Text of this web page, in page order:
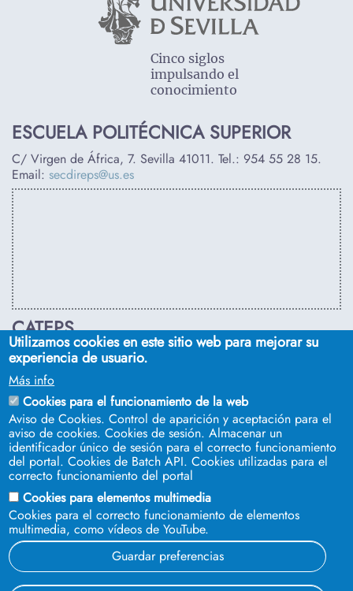
Cinco siglos
impulsando el
conocimiento
ESCUELA POLITÉCNICA SUPERIOR
C/ Virgen de África, 7. Sevilla 41011. Tel.: 954 55 28 15.
Email: secdireps@us.es
CATEPS
C/ Euclides, s/n. Sevilla 41092. Tel.: 955 42 03 53
secdireps@us.es
SÍGUENOS EN
© 2023 Universidad de Sevilla
Utilizamos cookies en este sitio web para mejorar su
experiencia de usuario.
Más info
Cookies para el funcionamiento de la web
Aviso de Cookies. Control de aparición y aceptación para el
aviso de cookies. Cookies de sesión. Almacenar un
identificador único de sesión para el correcto funcionamiento
del portal. Cookies de Batch API. Cookies utilizadas para el
correcto funcionamiento del portal
Cookies para elementos multimedia
Cookies para el correcto funcionamiento de elementos
multimedia, como vídeos de YouTube.
Guardar preferencias